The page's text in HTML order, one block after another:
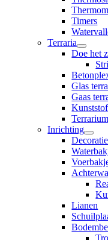
Timers
Terraria
Doe het
Glas
Gaas
Inrichting
Decoratie
Lianen